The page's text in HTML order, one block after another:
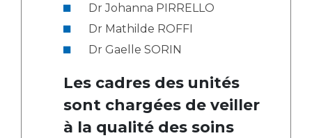
Dr Johanna PIRRELLO
Dr Mathilde ROFFI
Dr Gaelle SORIN
Les cadres des unités
sont chargées de veiller
à la qualité des soins